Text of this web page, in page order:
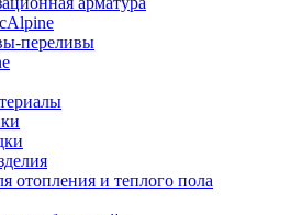
переливы
отопления и теплого пола